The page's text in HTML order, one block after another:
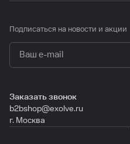
Подписаться на новости и акции
Заказать звонок
b2bshop@exolve.ru
г. Москва